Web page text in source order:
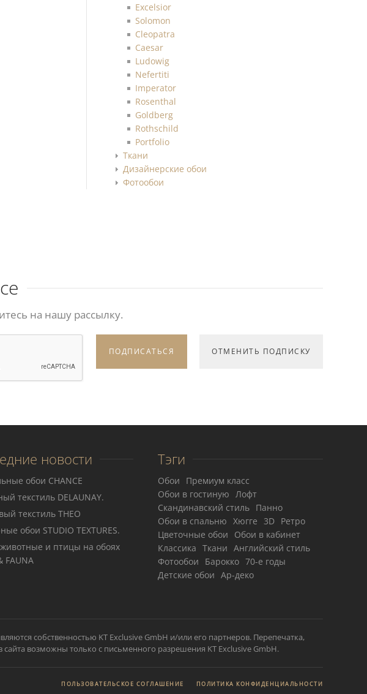
Excelsior
Solomon
Cleopatra
Caesar
Ludowig
Nefertiti
Imperator
Rosenthal
Goldberg
Rothschild
Portfolio
Ткани
Дизайнерские обои
Фотообои
на нашу рассылку.
новости
обои CHANCE
текстиль DELAUNAY.
текстиль THEO
обои STUDIO TEXTURES.
и птицы на обоях
FAUNA
Тэги
Обои
Премиум класс
Обои в гостиную Лофт
Скандинавский стиль Панно
Обои в спальню Хюгге 3D Ретро
Цветочные обои
Обои в кабинет
Классика Ткани Английский стиль
Фотообои
Барокко 70-е годы
Детские обои Ар-деко
собственностью KT Exclusive GmbH и/или его партнеров. Перепечатка,
возможны только с письменного разрешения KT Exclusive GmbH.
ПОЛЬЗОВАТЕЛЬСКОЕ СОГЛАШЕНИЕ ПОЛИТИКА КОНФИДЕНЦИАЛЬНОСТИ